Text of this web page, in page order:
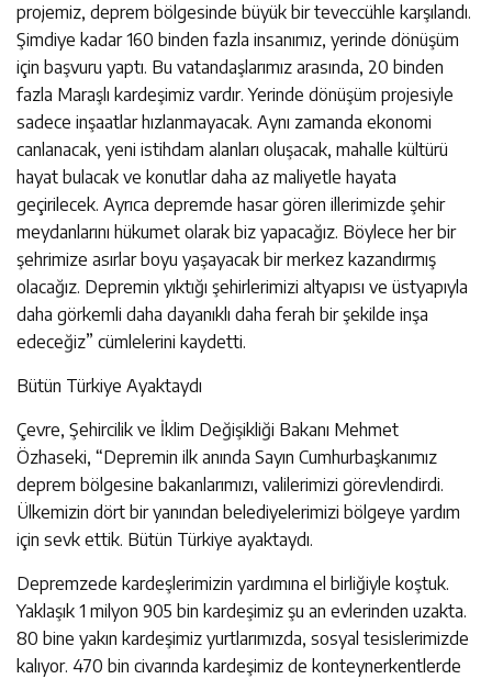
projemiz, deprem bölgesinde büyük bir teveccühle karşılandı.
Şimdiye kadar 160 binden fazla insanımız, yerinde dönüşüm
için başvuru yaptı. Bu vatandaşlarımız arasında, 20 binden
fazla Maraşlı kardeşimiz vardır. Yerinde dönüşüm projesiyle
sadece inşaatlar hızlanmayacak. Aynı zamanda ekonomi
canlanacak, yeni istihdam alanları oluşacak, mahalle kültürü
hayat bulacak ve konutlar daha az maliyetle hayata
geçirilecek. Ayrıca depremde hasar gören illerimizde şehir
meydanlarını hükumet olarak biz yapacağız. Böylece her bir
şehrimize asırlar boyu yaşayacak bir merkez kazandırmış
olacağız. Depremin yıktığı şehirlerimizi altyapısı ve üstyapıyla
daha görkemli daha dayanıklı daha ferah bir şekilde inşa
edeceğiz” cümlelerini kaydetti.
Bütün Türkiye Ayaktaydı
Çevre, Şehircilik ve İklim Değişikliği Bakanı Mehmet
Özhaseki, “Depremin ilk anında Sayın Cumhurbaşkanımız
deprem bölgesine bakanlarımızı, valilerimizi görevlendirdi.
Ülkemizin dört bir yanından belediyelerimizi bölgeye yardım
için sevk ettik. Bütün Türkiye ayaktaydı.
Depremzede kardeşlerimizin yardımına el birliğiyle koştuk.
Yaklaşık 1 milyon 905 bin kardeşimiz şu an evlerinden uzakta.
80 bine yakın kardeşimiz yurtlarımızda, sosyal tesislerimizde
kalıyor. 470 bin civarında kardeşimiz de konteynerkentlerde